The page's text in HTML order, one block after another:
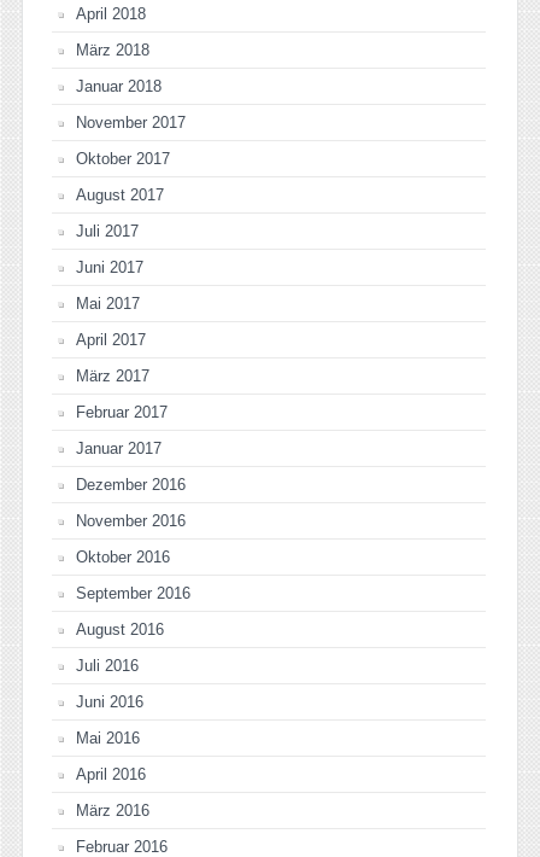
April 2018
März 2018
Januar 2018
November 2017
Oktober 2017
August 2017
Juli 2017
Juni 2017
Mai 2017
April 2017
März 2017
Februar 2017
Januar 2017
Dezember 2016
November 2016
Oktober 2016
September 2016
August 2016
Juli 2016
Juni 2016
Mai 2016
April 2016
März 2016
Februar 2016